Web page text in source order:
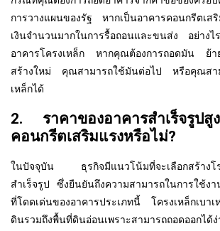
การวางแผนของรัฐ หากเป็นอาคารคอนกรีตเ
เงินจำนวนมากในการรื้อถอนและขนส่ง อย่าง
อาคารโครงเหล็ก หากคุณต้องการถอดมัน ย้า
สร้างใหม่ คุณสามารถใช้มันต่อไป หรือคุณสา
เหล็กได้
2. ราคาของอาคารสำเร็จรูปสู
คอนกรีตเสริมแรงหรือไม่?
ในปัจจุบัน ธุรกิจมีแนวโน้มที่จะเลือกสร้างโร
สำเร็จรูป ซึ่งยืนยันถึงความสามารถในการใช้ง
ที่โดดเด่นของอาคารประเภทนี้ โครงเหล็กเบา
ดินรวมถึงพื้นที่ดินอ่อนเพราะสามารถถอดออกได้